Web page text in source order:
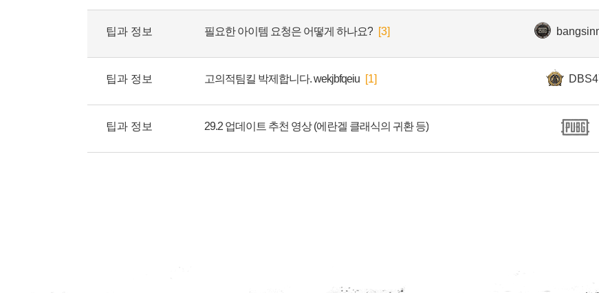
팁과 정보 필요한 아이템 요청은 어떻게 하나요? [3]
팁과 정보 고의적팀킬 박제합니다. wekjbfqeiu [1]
팁과 정보 29.2 업데이트 추천 영상 (에란겔 클래식의 귀환 등)